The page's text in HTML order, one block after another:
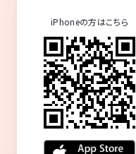
iPhoneの方はこちら